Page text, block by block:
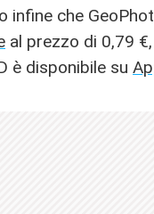
infine che
al prezzo di 0,79
è disponibile su